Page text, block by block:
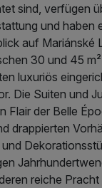
sind, verfügen
und haben
auf Mariánské
30 und 45
luxuriös
Die Suiten und
Flair der Belle
drappierten
reiche Pracht